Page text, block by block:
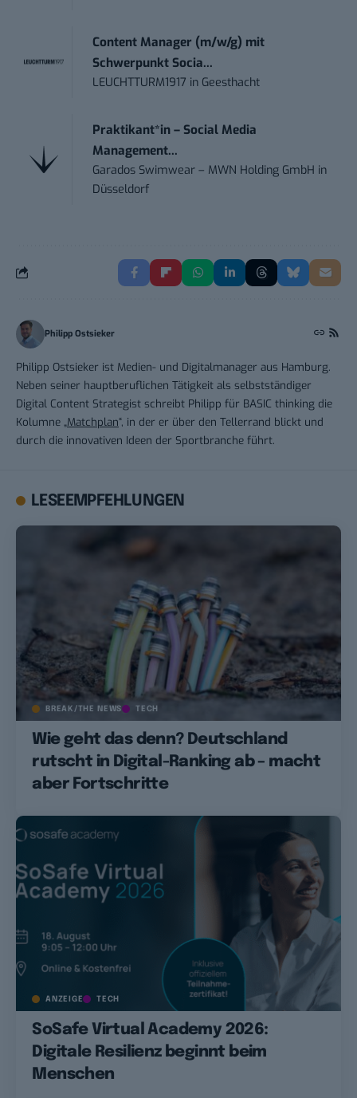
Content Manager (m/w/g) mit
Schwerpunkt Socia...
LEUCHTTURM1917 in Geesthacht
Praktikant*in – Social Media
Management...
Garados Swimwear – MWN Holding GmbH in
Düsseldorf
Philipp Ostsieker
Philipp Ostsieker ist Medien- und Digitalmanager aus Hamburg.
Neben seiner hauptberuflichen Tätigkeit als selbstständiger
Digital Content Strategist schreibt Philipp für BASIC thinking die
Kolumne „Matchplan“, in der er über den Tellerrand blickt und
durch die innovativen Ideen der Sportbranche führt.
LESEEMPFEHLUNGEN
BREAK/THE NEWS TECH
Wie geht das denn? Deutschland
rutscht in Digital-Ranking ab – macht
aber Fortschritte
ANZEIGE TECH
SoSafe Virtual Academy 2026:
Digitale Resilienz beginnt beim
Menschen